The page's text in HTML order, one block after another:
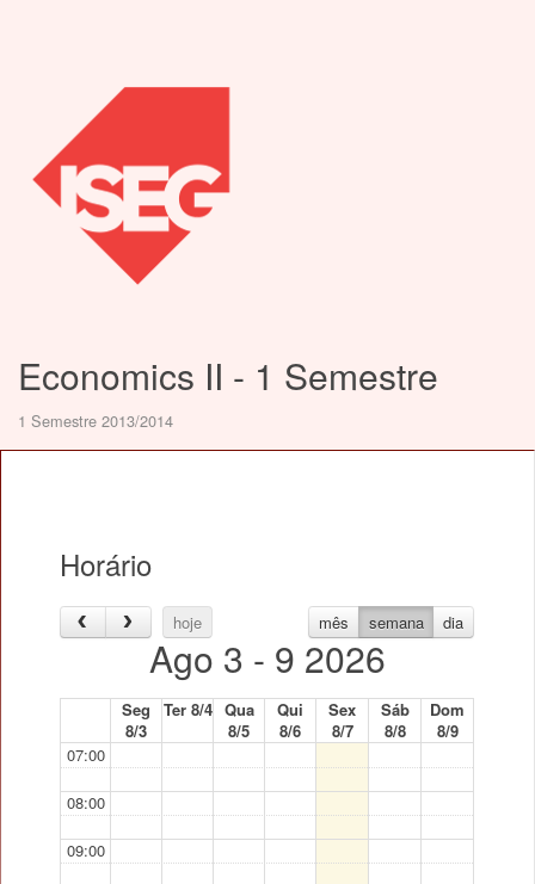
Economics II - 1 Semestre
1 Semestre 2013/2014
Horário
hoje mês semana dia
Ago 3 - 9 2026
Seg
8/3
Ter 8/4 Qua
8/5
Qui
8/6
Sex
8/7
Sáb
8/8
Dom
8/9
07:00
08:00
09:00